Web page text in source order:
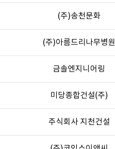
(주)송천문화
(주)아름드리나무병원
금솔엔지니어링
미당종합건설(주)
주식회사 지천건설